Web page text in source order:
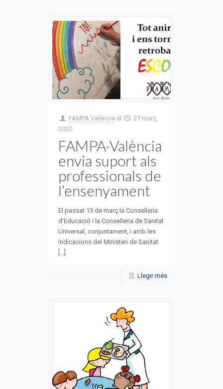
FAMPA València el
27 març,
2020
FAMPA-València
envia suport als
professionals de
l’ensenyament
El passat 13 de març la Conselleria
d’Educació i la Conselleria de Sanitat
Universal, conjuntament, i amb les
indicacions del Ministeri de Sanitat
Llegir més